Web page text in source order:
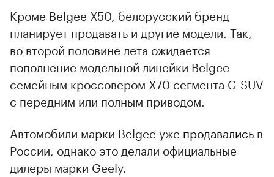
Кроме Belgee Х50, белорусский бренд
планирует продавать и другие модели. Так,
во второй половине лета ожидается
пополнение модельной линейки Belgee
семейным кроссовером Х70 сегмента C-SUV
с передним или полным приводом.
Автомобили марки Belgee уже продавались в
России, однако это делали официальные
дилеры марки Geely.